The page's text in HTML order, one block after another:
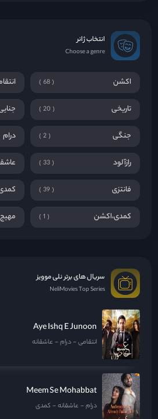
انتخاب ژانر
Choose a genre
اکشن 68
تاریخی 20
جنگی 2 درام
رازآلود 33
فانتزی 39
کمدی،اکشن 1 مهیج
سریال های برتر نلی موویز
NeliMovies Top Series
Aye Ishq E Junoon
انتقامی درام عاشقانه
Meem Se Mohabbat
درام عاشقانه کمدی